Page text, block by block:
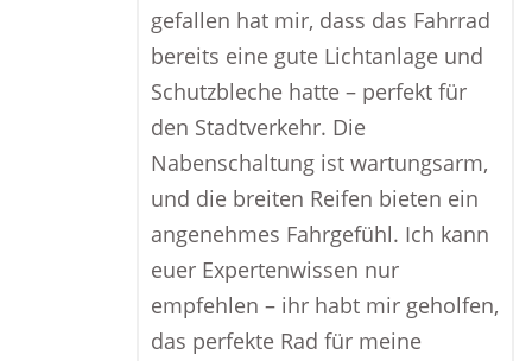
gefallen hat mir, dass das Fahrrad
bereits eine gute Lichtanlage und
Schutzbleche hatte – perfekt für
den Stadtverkehr. Die
Nabenschaltung ist wartungsarm,
und die breiten Reifen bieten ein
angenehmes Fahrgefühl. Ich kann
euer Expertenwissen nur
empfehlen – ihr habt mir geholfen,
das perfekte Rad für meine